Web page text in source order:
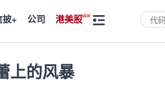
披+ 公司 港美股
上的风暴